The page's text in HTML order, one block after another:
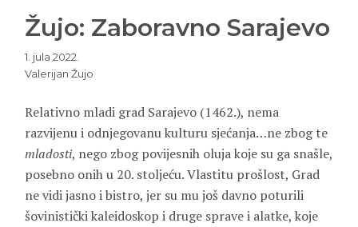
Žujo: Zaboravno Sarajevo
1. jula 2022.
Valerijan Žujo
Relativno mladi grad Sarajevo (1462.), nema
razvijenu i odnjegovanu kulturu sjećanja…ne zbog te
mladosti, nego zbog povijesnih oluja koje su ga snašle,
posebno onih u 20. stoljeću. Vlastitu prošlost, Grad
ne vidi jasno i bistro, jer su mu još davno poturili
šovinistički kaleidoskop i druge sprave i alatke, koje